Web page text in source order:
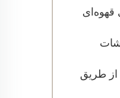
از طریق